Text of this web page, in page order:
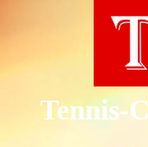
Tennis-